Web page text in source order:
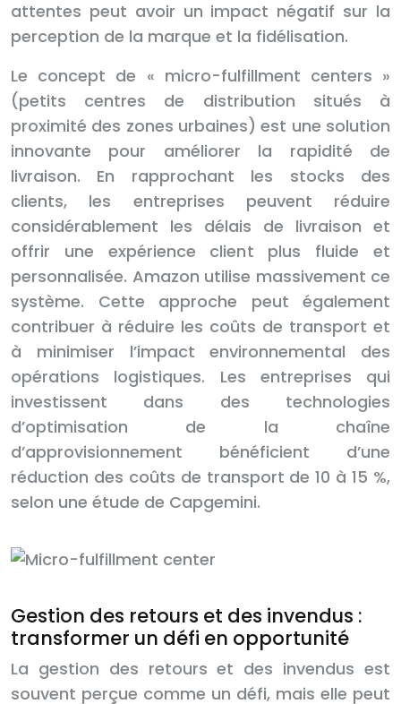
attentes peut avoir un impact négatif sur la
perception de la marque et la fidélisation.
Le concept de « micro-fulfillment centers »
(petits centres de distribution situés à
proximité des zones urbaines) est une solution
innovante pour améliorer la rapidité de
livraison. En rapprochant les stocks des
clients, les entreprises peuvent réduire
considérablement les délais de livraison et
offrir une expérience client plus fluide et
personnalisée. Amazon utilise massivement ce
système. Cette approche peut également
contribuer à réduire les coûts de transport et
à minimiser l’impact environnemental des
opérations logistiques. Les entreprises qui
investissent dans des technologies
d’optimisation de la chaîne
d’approvisionnement bénéficient d’une
réduction des coûts de transport de 10 à 15 %,
selon une étude de Capgemini.
Gestion des retours et des invendus :
transformer un défi en opportunité
La gestion des retours et des invendus est
souvent perçue comme un défi, mais elle peut